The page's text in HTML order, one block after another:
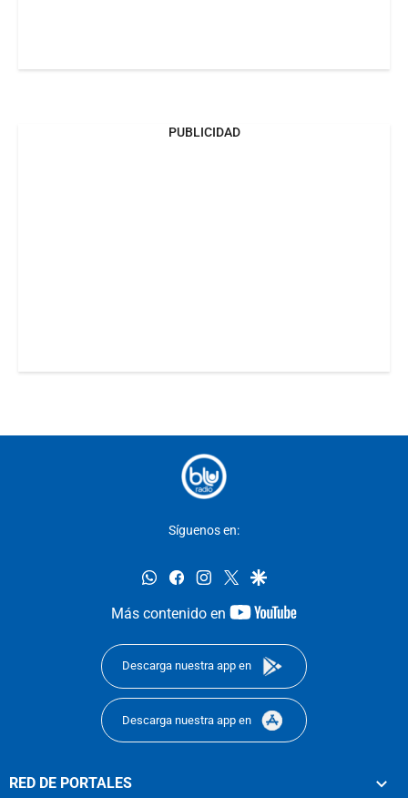
PUBLICIDAD
Síguenos en:
whatsappfacebookinstagram
twittergoogle
Más contenido en
youtube-
Descarga nuestra app en
Descarga nuestra app en
RED DE PORTALES